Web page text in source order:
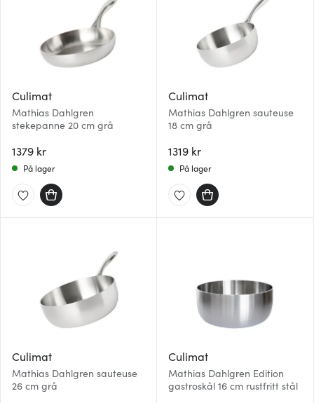
Culimat
Mathias Dahlgren
stekepanne 20 cm grå
1379 kr
På lager
Culimat
Mathias Dahlgren sauteuse
18 cm grå
1319 kr
På lager
Culimat
Mathias Dahlgren sauteuse
26 cm grå
Culimat
Mathias Dahlgren Edition
gastroskål 16 cm rustfritt stål